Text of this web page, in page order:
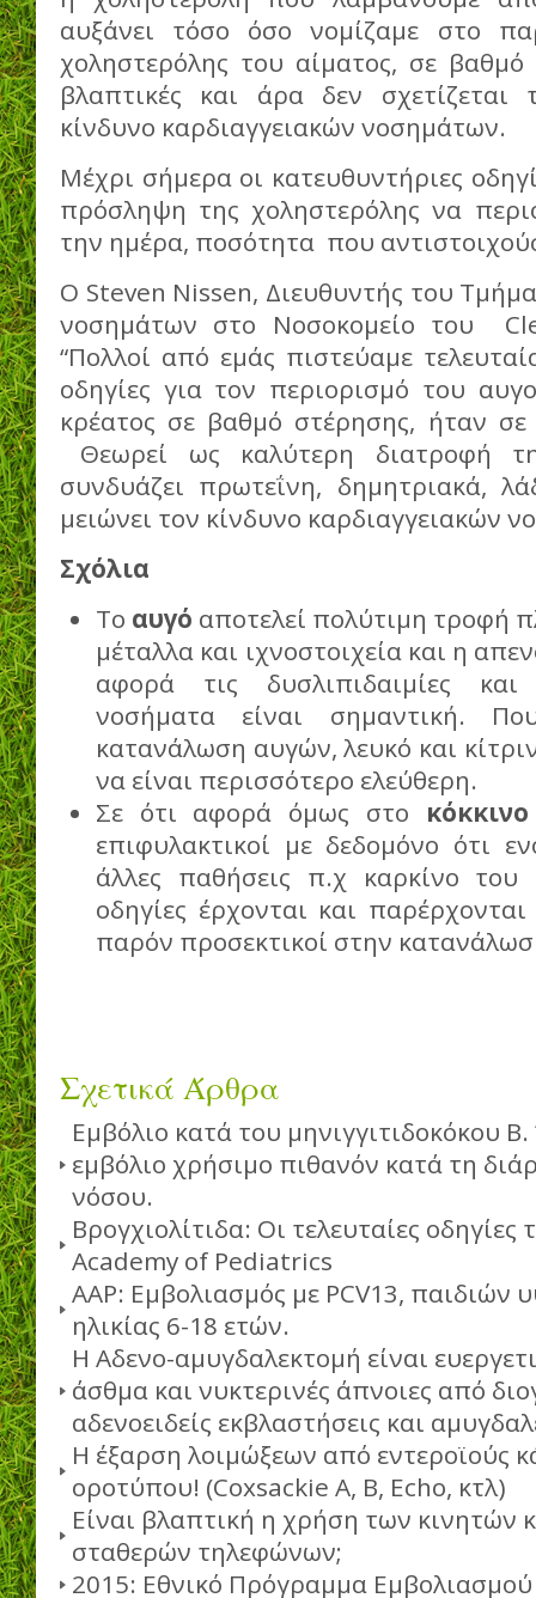
αυξάνει τόσο όσο νομίζαμε στο
χοληστερόλης του αίματος, σε
βλαπτικές και άρα δεν
κίνδυνο καρδιαγγειακών νοσημάτων.
Μέχρι σήμερα οι κατευθυντήριες
πρόσληψη της χοληστερόλης να
την ημέρα, ποσότητα που
Ο Steven Nissen, Διευθυντής του
νοσημάτων στο Νοσοκομείο του
“Πολλοί από εμάς πιστεύαμε
οδηγίες για τον περιορισμό του
κρέατος σε βαθμό στέρησης, ήταν σε
Θεωρεί ως καλύτερη διατροφή
συνδυάζει πρωτεΐνη, δημητριακά,
μειώνει τον κίνδυνο καρδιαγγειακών
Σχόλια
Το αυγό αποτελεί πολύτιμη τροφή
μέταλλα και ιχνοστοιχεία και η
αφορά τις δυσλιπιδαιμίες και
νοσήματα είναι σημαντική.
κατανάλωση αυγών, λευκό και
να είναι περισσότερο ελεύθερη.
Σε ότι αφορά όμως στο
επιφυλακτικοί με δεδομόνο ότι
άλλες παθήσεις π.χ καρκίνο του
οδηγίες έρχονται και
παρόν προσεκτικοί στην
Σχετικά Άρθρα
Εμβόλιο κατά του μηνιγγιτιδοκόκου
εμβόλιο χρήσιμο πιθανόν κατά τη
νόσου.
Βρογχιολίτιδα: Οι τελευταίες
Academy of Pediatrics
AAP: Εμβολιασμός με PCV13, παιδιών
ηλικίας 6-18 ετών.
Η Αδενο-αμυγδαλεκτομή είναι
άσθμα και νυκτερινές άπνοιες από
αδενοειδείς εκβλαστήσεις και
Η έξαρση λοιμώξεων από εντεροϊούς
οροτύπου! (Coxsackie A, B, Echo, κτλ)
Είναι βλαπτική η χρήση των κινητών
σταθερών τηλεφώνων;
2015: Εθνικό Πρόγραμμα Εμβολιασμού